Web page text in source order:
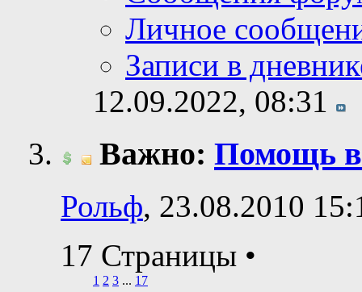
Личное
Записи в
12.09.2022, 08:31
Важно: Помощь в
Рольф, 23.08.2010
17 Страницы •
1 2 3 ... 17